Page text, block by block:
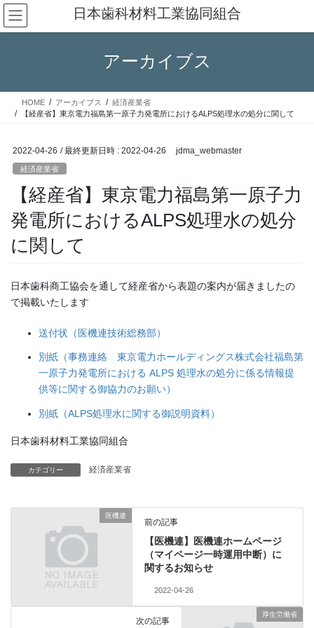
コ
ン
テ
ス
ナ
ビ
ゲ
ン
日本歯科材料工業協同組合
アーカイブス
HOME アーカイブス
経済産業省
【経産省】東京電力福島第一原子力発電所におけるALPS処理水の処分に関して
2022-04-26 / 最終更新日時 : 2022-04-26 jdma_webmaster
経済産業省
【経産省】東京電力福島第一原子力
発電所におけるALPS処理水の処分
に関して
日本歯科商工協会を通して経産省から表題の案内が届きましたの
で掲載いたします
送付状（医機連技術総務部）
別紙（事務連絡 東京電力ホールディングス株式会社福島第
一原子力発電所における ALPS 処理水の処分に係る情報提
供等に関する御協力のお願い）
別紙（ALPS処理水に関する御説明資料）
日本歯科材料工業協同組合
カテゴリー 経済産業省
医機連
前の記事
【医機連】医機連ホームページ
（マイページ一時運用中断）に
関するお知らせ
2022-04-26
厚生労働省
次の記事